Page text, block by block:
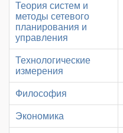
Теория систем и
методы сетевого
планирования и
управления
Технологические
измерения
Философия
Экономика